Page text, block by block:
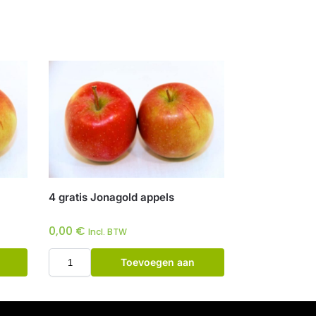
4 gratis Jonagold appels
0,00 € Incl. BTW
Toevoegen aan